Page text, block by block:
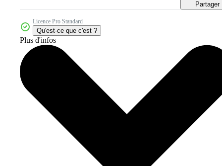
Partager
Licence Pro Standard
Qu'est-ce que c'est ?
Plus d'infos